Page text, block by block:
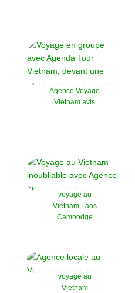
Agence Voyage
Vietnam avis
voyage au
Vietnam Laos
Cambodge
voyage au
Vietnam